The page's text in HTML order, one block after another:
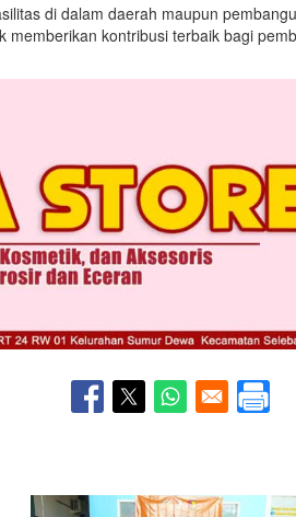
di dalam daerah maupun
memberikan kontribusi terbaik bagi